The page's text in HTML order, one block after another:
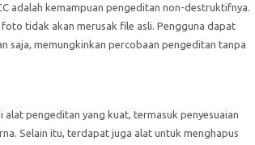
adalah kemampuan pengeditan non-destruktifnya.
tidak akan merusak file asli. Pengguna dapat
saja, memungkinkan percobaan pengeditan tanpa
pengeditan yang kuat, termasuk penyesuaian
Selain itu, terdapat juga alat untuk menghapus